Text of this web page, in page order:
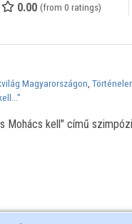
0.00 (from 0 ratings)
Magyarországon,
Mohács kell" című